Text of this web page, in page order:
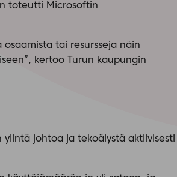
toteutti Microsoftin
tai resursseja näin
kertoo Turun kaupungin
johtoa ja tekoälystä aktiivisesti